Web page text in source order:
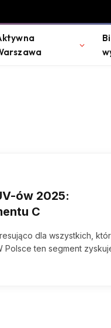
ów 2025:
C
dla wszystkich,
Polsce ten segment